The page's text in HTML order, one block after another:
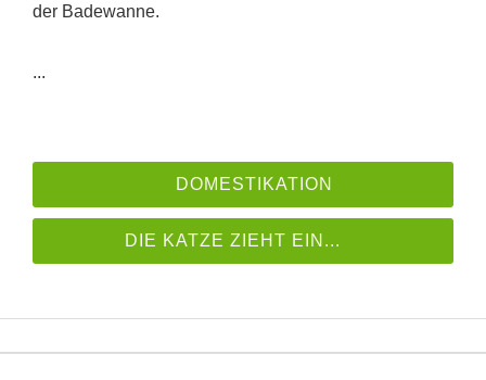
der Badewanne.
...
DOMESTIKATION
DIE KATZE ZIEHT EIN...